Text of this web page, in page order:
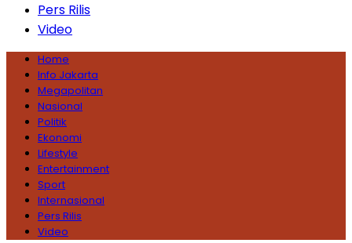
Pers Rilis
Video
Home
Info Jakarta
Megapolitan
Nasional
Politik
Ekonomi
Lifestyle
Entertainment
Sport
Internasional
Pers Rilis
Video